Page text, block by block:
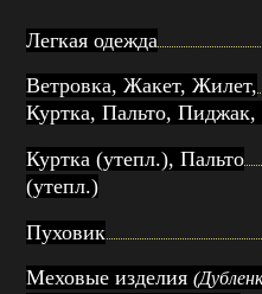
Легкая одежда
Ветровка, Жакет, Жилет,
Куртка, Пальто,
Куртка (утепл.), Пальто
(утепл.)
Пуховик
Меховые изделия